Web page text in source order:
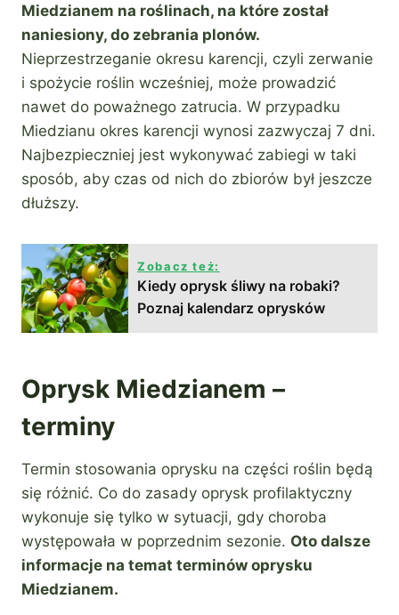
Miedzianem na roślinach, na które został
naniesiony, do zebrania plonów.
Nieprzestrzeganie okresu karencji, czyli zerwanie
i spożycie roślin wcześniej, może prowadzić
nawet do poważnego zatrucia. W przypadku
Miedzianu okres karencji wynosi zazwyczaj 7 dni.
Najbezpieczniej jest wykonywać zabiegi w taki
sposób, aby czas od nich do zbiorów był jeszcze
dłuższy.
Zobacz też:
Kiedy oprysk śliwy na robaki?
Poznaj kalendarz oprysków
Oprysk Miedzianem –
terminy
Termin stosowania oprysku na części roślin będą
się różnić. Co do zasady oprysk profilaktyczny
wykonuje się tylko w sytuacji, gdy choroba
występowała w poprzednim sezonie. Oto dalsze
informacje na temat terminów oprysku
Miedzianem.